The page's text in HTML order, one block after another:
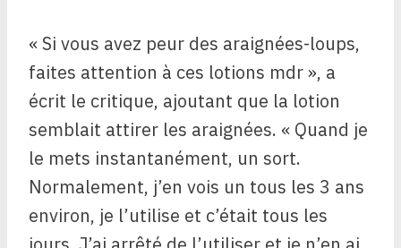
« Si vous avez peur des araignées-loups,
faites attention à ces lotions mdr », a
écrit le critique, ajoutant que la lotion
semblait attirer les araignées. « Quand je
le mets instantanément, un sort.
Normalement, j’en vois un tous les 3 ans
environ, je l’utilise et c’était tous les